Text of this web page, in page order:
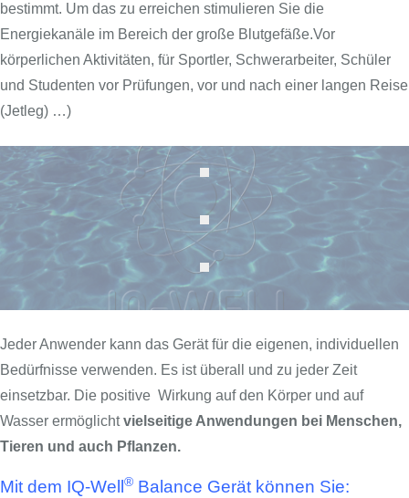
bestimmt. Um das zu erreichen stimulieren Sie die
Energiekanäle im Bereich der große Blutgefäße.Vor
körperlichen Aktivitäten, für Sportler, Schwerarbeiter, Schüler
und Studenten vor Prüfungen, vor und nach einer langen Reise
(Jetleg) …)
Jeder Anwender kann das Gerät für die eigenen, individuellen
Bedürfnisse verwenden. Es ist überall und zu jeder Zeit
einsetzbar. Die positive Wirkung auf den Körper und auf
Wasser ermöglichtvielseitige Anwendungen bei Menschen,
Tieren und auch Pflanzen.
Mit dem IQ-Well ® Balance Gerät können Sie: